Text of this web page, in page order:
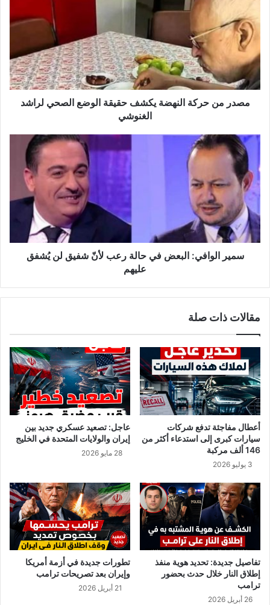
النهضة
يكشف
حقيقة
الوضع
الصحي
لراشد
الغنوشي
مصدر من حركة النهضة يكشف حقيقة الوضع الصحي لراشد
الغنوشي
سمير
الوافي:
البعض
في
حالة
رعب
لأنّ
شفيق
لن
يُشفقسمير الوافي: البعض في حالة رعب لأنّ شفيق لن يُشفق
عليهم
مقالات ذات صلة
أعطال مفاجئة تدفع شركات
سيارات كبرى إلى استدعاء أكثر من
146 ألف مركبة
3 يوليو 2026
عاجل: تصعيد عسكري جديد بين
إيران والولايات المتحدة في الخليج
28 مايو 2026
تفاصيل جديدة: تحديد هوية منفذ
إطلاق النار خلال حدث بحضور
ترامب
26 أبريل 2026
تطورات جديدة في أزمة أمريكا
وإيران بعد تصريحات ترامب
21 أبريل 2026